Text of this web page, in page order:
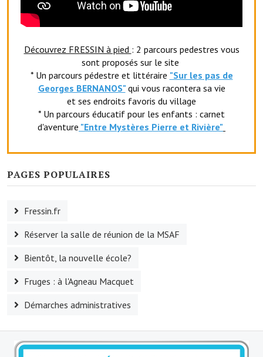
La société musicale de l'Avenir Fressinois
Les Amis du Patrimoine
L'association du château
Le foyer rural
Le club de l'amitié
Le comité des fêtes
L'association Avotra-France
Le foyer de la Planquette
L'association des anciens combattants
L'association des anciens sapeurs-pompiers volontaires
Village sportif
L'US Crequy Fressin
La société de pêche
Découvrez FRESSIN à pied : 2 parcours pedestres vous
sont proposés sur le site
* Un parcours pédestre et littéraire "Sur les pas de
Georges BERNANOS" qui vous racontera sa vie
et ses endroits favoris du village
* Un parcours éducatif pour les enfants : carnet
d'aventure "Entre Mystères Pierre et Rivière"
PAGES POPULAIRES
Fressin.fr
Réserver la salle de réunion de la MSAF
Bientôt, la nouvelle école?
Fruges : à l'Agneau Macquet
Démarches administratives